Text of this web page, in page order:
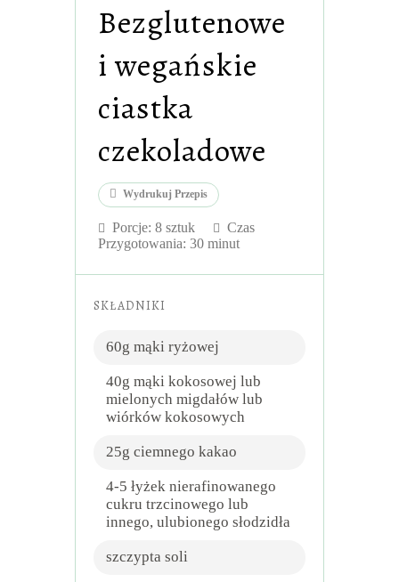
Bezglutenowe
i wegańskie
ciastka
czekoladowe
Wydrukuj Przepis
Porcje: 8 sztuk
Czas
Przygotowania: 30 minut
SKŁADNIKI
60g mąki ryżowej
40g mąki kokosowej lub
mielonych migdałów lub
wiórków kokosowych
25g ciemnego kakao
4-5 łyżek nierafinowanego
cukru trzcinowego lub
innego, ulubionego słodzidła
szczypta soli